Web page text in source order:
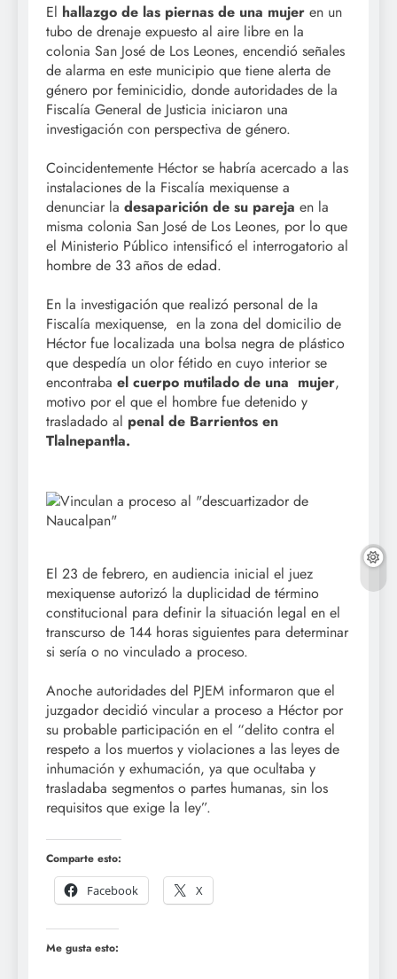
El hallazgo de las piernas de una mujer en un
tubo de drenaje expuesto al aire libre en la
colonia San José de Los Leones, encendió señales
de alarma en este municipio que tiene alerta de
género por feminicidio, donde autoridades de la
Fiscalía General de Justicia iniciaron una
investigación con perspectiva de género.
Coincidentemente Héctor se habría acercado a las
instalaciones de la Fiscalía mexiquense a
denunciar la desaparición de su pareja en la
misma colonia San José de Los Leones, por lo que
el Ministerio Público intensificó el interrogatorio al
hombre de 33 años de edad.
En la investigación que realizó personal de la
Fiscalía mexiquense, en la zona del domicilio de
Héctor fue localizada una bolsa negra de plástico
que despedía un olor fétido en cuyo interior se
encontraba el cuerpo mutilado de una mujer,
motivo por el que el hombre fue detenido y
trasladado al penal de Barrientos en
Tlalnepantla.
El 23 de febrero, en audiencia inicial el juez
mexiquense autorizó la duplicidad de término
constitucional para definir la situación legal en el
transcurso de 144 horas siguientes para determinar
si sería o no vinculado a proceso.
Anoche autoridades del PJEM informaron que el
juzgador decidió vincular a proceso a Héctor por
su probable participación en el “delito contra el
respeto a los muertos y violaciones a las leyes de
inhumación y exhumación, ya que ocultaba y
trasladaba segmentos o partes humanas, sin los
requisitos que exige la ley”.
Comparte esto:
Facebook
X
Me gusta esto: